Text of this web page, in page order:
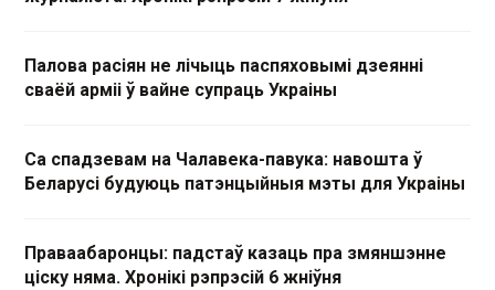
Палова расіян не лічыць паспяховымі дзеянні
сваёй арміі ў вайне супраць Украіны
Са спадзевам на Чалавека-павука: навошта ў
Беларусі будуюць патэнцыйныя мэты для Украіны
Праваабаронцы: падстаў казаць пра змяншэнне
ціску няма. Хронікі рэпрэсій 6 жніўня